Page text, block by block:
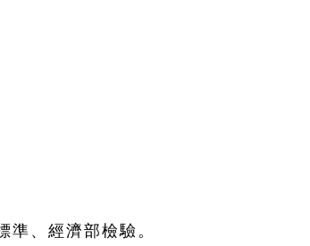
、經濟部檢驗。